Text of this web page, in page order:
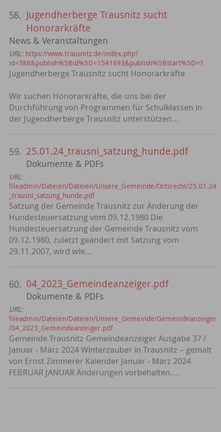
58. Jugendherberge Trausnitz sucht
Honorarkräfte
News & Veranstaltungen
URL: https://www.trausnitz.de/index.php?
id=388&publish%5Bid%5D=1541693&publish%5Bstart%5D=1
Jugendherberge Trausnitz sucht Honorarkräfte
Wir suchen Honorarkräfte, die uns bei der
Durchführung von Programmen für Schulklassen in
der Jugendherberge Trausnitz unterstützen...
59. 25.01.24_trausni_satzung_hunde.pdf
Dokumente & PDFs
URL:
fileadmin/Dateien/Dateien/Unsere_Gemeinde/Ortsrecht/25.01.24
_trausni_satzung_hunde.pdf
Satzung der Gemeinde Trausnitz zur Änderung der
Hundesteuersatzung vom 09.12.1980 Die
Hundesteuersatzung der Gemeinde Trausnitz vom
09.12.1980, zuletzt geändert mit Satzung vom
29.11.2007, wird wie...
60. 04_2023_Gemeindeanzeiger.pdf
Dokumente & PDFs
URL:
fileadmin/Dateien/Dateien/Unsere_Gemeinde/Gemeindeanzeiger
/04_2023_Gemeindeanzeiger.pdf
Gemeinde Trausnitz Gemeindeanzeiger Ausgabe 37 /
Januar - März 2024 Winterzauber in Trausnitz – gemalt
von Ernst Zimmerer Kalender Januar - März 2024
FEBRUAR JANUAR Änderungen vorbehalten....